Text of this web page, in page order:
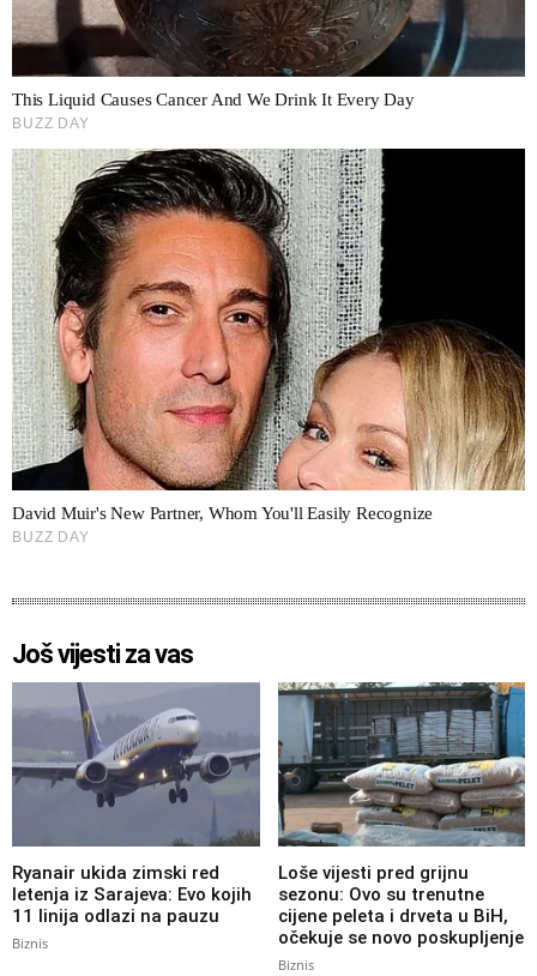
Još vijesti za vas
Ryanair ukida zimski red
letenja iz Sarajeva: Evo kojih
11 linija odlazi na pauzu
Biznis
Loše vijesti pred grijnu
sezonu: Ovo su trenutne
cijene peleta i drveta u BiH,
očekuje se novo poskupljenje
Biznis